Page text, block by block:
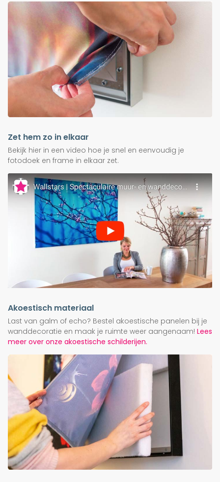
Zet hem zo in elkaar
Bekijk hier in een video hoe je snel en eenvoudig je
fotodoek en frame in elkaar zet.
Akoestisch materiaal
Last van galm of echo? Bestel akoestische panelen bij je
wanddecoratie en maak je ruimte weer aangenaam! Lees
meer over onze akoestische schilderijen.